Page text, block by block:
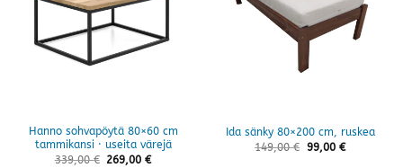
Hanno sohvapöytä 80×60 cm
tammikansi · useita värejä
339,00€ 269,00€
Ida sänky 80×200 cm, ruskea
149,00€ 99,00 €